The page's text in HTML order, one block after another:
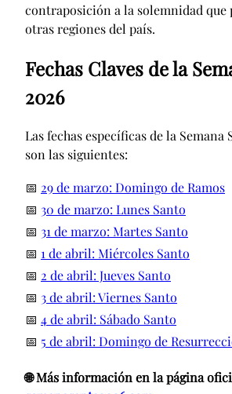
contraposición a la solemnidad que
otras regiones del país.
Fechas Claves de la
2026
Las fechas específicas de la Semana
son las siguientes:
📅 29 de marzo: Domingo de Ramos
📅 30 de marzo: Lunes Santo
📅 31 de marzo: Martes Santo
📅 1 de abril: Miércoles Santo
📅 2 de abril: Jueves Santo
📅 3 de abril: Viernes Santo
📅 4 de abril: Sábado Santo
📅 5 de abril: Domingo de
🌐 Más información en la página